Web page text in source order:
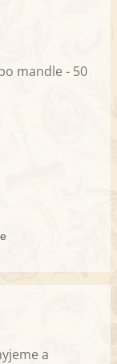
mandle - 50
a